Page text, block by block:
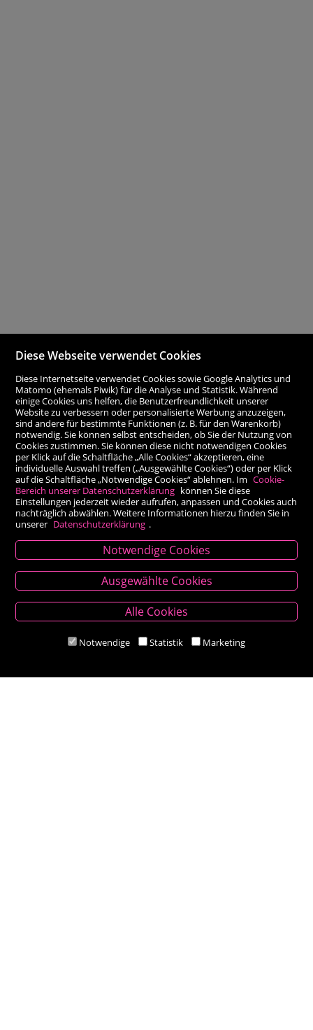
Kontakt
Besold Buch-Papier
Hauptplatz 14, 9300 St. Veit an der Glan
M:bestellung@besold.at
Diese Webseite verwendet Cookies
Diese Internetseite verwendet Cookies sowie Google Analytics und
Matomo (ehemals Piwik) für die Analyse und Statistik. Während
einige Cookies uns helfen, die Benutzerfreundlichkeit unserer
Website zu verbessern oder personalisierte Werbung anzuzeigen,
sind andere für bestimmte Funktionen (z. B. für den Warenkorb)
notwendig. Sie können selbst entscheiden, ob Sie der Nutzung von
Cookies zustimmen. Sie können diese nicht notwendigen Cookies
per Klick auf die Schaltfläche „Alle Cookies“ akzeptieren, eine
individuelle Auswahl treffen („Ausgewählte Cookies“) oder per Klick
auf die Schaltfläche „Notwendige Cookies“ ablehnen. Im Cookie-
Bereich unserer Datenschutzerklärung können Sie diese
Einstellungen jederzeit wieder aufrufen, anpassen und Cookies auch
nachträglich abwählen. Weitere Informationen hierzu finden Sie in
unserer Datenschutzerklärung .
Notwendige Cookies
Ausgewählte Cookies
Alle Cookies
Notwendige Statistik Marketing